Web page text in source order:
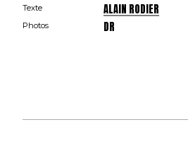
Texte ALAIN RODIER
Photos DR